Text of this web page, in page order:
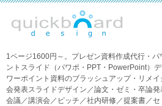
1ページ1600円～。プレゼン資料作成代行・
ントスライド（パワポ・PPT・PowerPoint）
ワーポイント資料のブラッシュアップ・リメ
会発表スライドデザイン／論文・ゼミ・卒論
会議／講演会／ピッチ／社内研修／提案書／